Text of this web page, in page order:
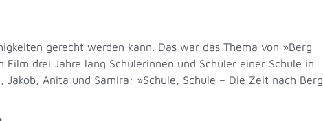
gerecht werden kann. Das war das Thema von »Berg
drei Jahre lang Schülerinnen und Schüler einer Schule in
Anita und Samira: »Schule, Schule – Die Zeit nach Berg